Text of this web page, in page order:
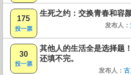
175
投一票
生死之约：交换青春和容
发布人：
30
投一票
其他人的生活全是选择题
还填不完。
发布人：